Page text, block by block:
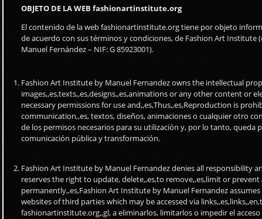
OBJETO DE LA WEB fashionartinstitute.org
El contenido de la web fashionartinstitute.org tiene por objeto
de acuerdo con sus términos y condiciones, de Fashion Art
Manuel Fernández – NIF: G 85923001).
Fashion Art Institute by Manuel Fernandez owns the intellectual
images,,es,texts,,es,designs,,es,animations or any other content or
necessary permissions for use and,,es,Thus,,es,Reproduction is
communication,,es, textos, diseños, animaciones o cualquier otro
de los permisos necesarios para su utilización y, por lo tanto,
comunicación pública y transformación.
Fashion Art Institute by Manuel Fernandez denies all responsibility
reserves the right to update, delete,,es,to remove,,es,limit or
permanently,,es,Fashion Art Institute by Manuel Fernandez
websites of third parties which may be accessed via
fashionartinstitute.org,,gl, a eliminarlos, limitarlos o impedir el